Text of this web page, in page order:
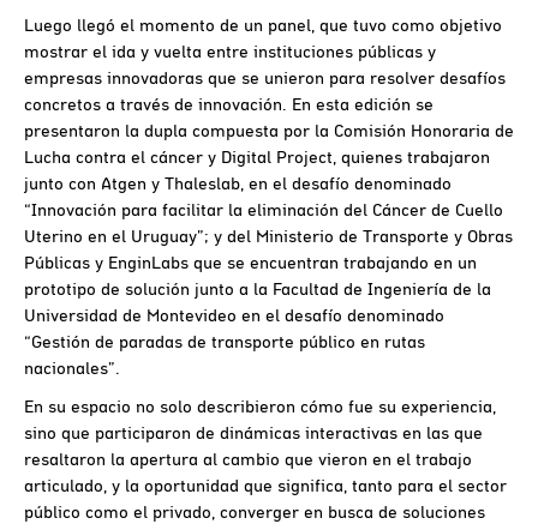
Luego llegó el momento de un panel, que tuvo como objetivo
mostrar el ida y vuelta entre instituciones públicas y
empresas innovadoras que se unieron para resolver desafíos
concretos a través de innovación. En esta edición se
presentaron la dupla compuesta por la Comisión Honoraria de
Lucha contra el cáncer y Digital Project, quienes trabajaron
junto con Atgen y Thaleslab, en el desafío denominado
“Innovación para facilitar la eliminación del Cáncer de Cuello
Uterino en el Uruguay”; y del Ministerio de Transporte y Obras
Públicas y EnginLabs que se encuentran trabajando en un
prototipo de solución junto a la Facultad de Ingeniería de la
Universidad de Montevideo en el desafío denominado
“Gestión de paradas de transporte público en rutas
nacionales”.
En su espacio no solo describieron cómo fue su experiencia,
sino que participaron de dinámicas interactivas en las que
resaltaron la apertura al cambio que vieron en el trabajo
articulado, y la oportunidad que significa, tanto para el sector
público como el privado, converger en busca de soluciones